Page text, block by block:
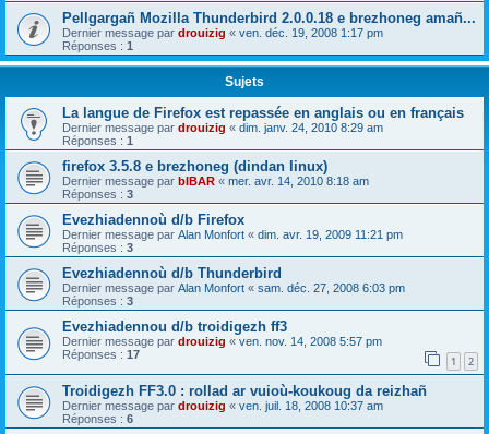
Pellgargañ Mozilla Thunderbird 2.0.0.18 e brezhoneg amañ...
Dernier message par drouizig « ven. déc. 19, 2008 1:17 pm
Réponses : 1
Sujets
La langue de Firefox est repassée en anglais ou en français
Dernier message par drouizig « dim. janv. 24, 2010 8:29 am
Réponses : 1
firefox 3.5.8 e brezhoneg (dindan linux)
Dernier message par bIBAR « mer. avr. 14, 2010 8:18 am
Réponses : 3
Evezhiadennoù d/b Firefox
Dernier message par Alan Monfort « dim. avr. 19, 2009 11:21 pm
Réponses : 3
Evezhiadennoù d/b Thunderbird
Dernier message par Alan Monfort « sam. déc. 27, 2008 6:03 pm
Réponses : 3
Evezhiadennou d/b troidigezh ff3
Dernier message par drouizig « ven. nov. 14, 2008 5:57 pm
Réponses : 17 1 2
Troidigezh FF3.0 : rollad ar vuioù-koukoug da reizhañ
Dernier message par drouizig « ven. juil. 18, 2008 10:37 am
Réponses : 6